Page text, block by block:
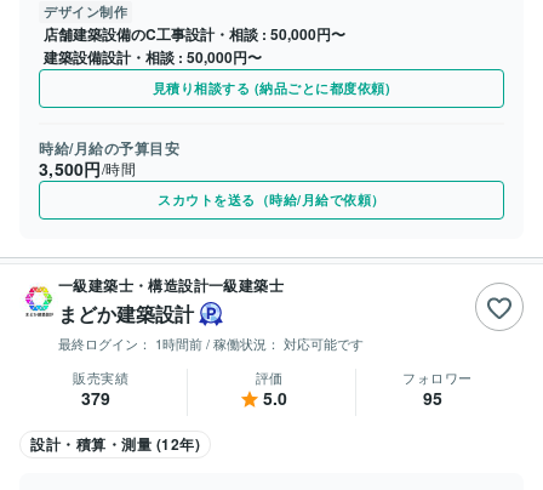
デザイン制作
店舗建築設備のC工事設計・相談 50,000円〜
建築設備設計・相談 50,000円〜
見積り相談する (納品ごとに都度依頼)
時給/月給の予算目安
3,500円/時間
スカウトを送る（時給/月給で依頼）
一級建築士・構造設計一級建築士
まどか建築設計
最終ログイン： 1時間前/ 稼働状況： 対応可能です
販売実績
379
評価
5.0
フォロワー
95
設計・積算・測量 (12年)